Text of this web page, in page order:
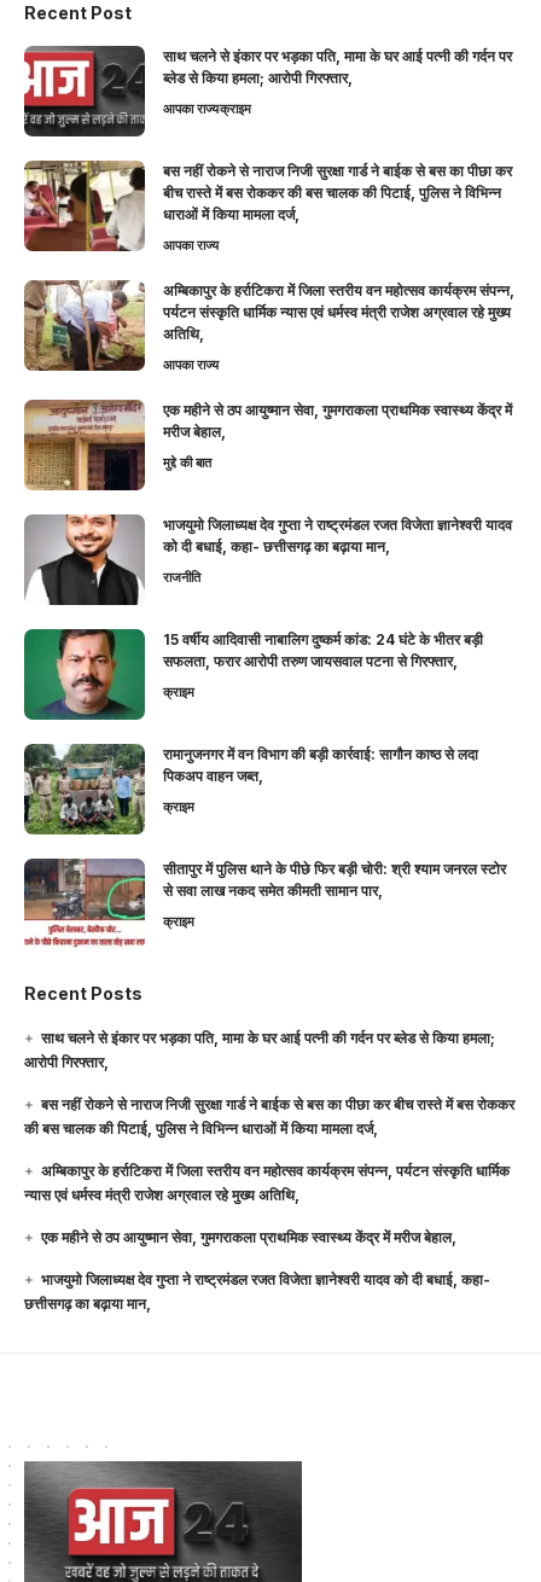
Recent Post
साथ चलने से इंकार पर भड़का पति, मामा के घर आई पत्नी की गर्दन पर
ब्लेड से किया हमला; आरोपी गिरफ्तार,
आपका राज्यक्राइम
बस नहीं रोकने से नाराज निजी सुरक्षा गार्ड ने बाईक से बस का पीछा कर
बीच रास्ते में बस रोककर की बस चालक की पिटाई, पुलिस ने विभिन्न
धाराओं में किया मामला दर्ज,
आपका राज्य
अम्बिकापुर के हर्राटिकरा में जिला स्तरीय वन महोत्सव कार्यक्रम संपन्न,
पर्यटन संस्कृति धार्मिक न्यास एवं धर्मस्व मंत्री राजेश अग्रवाल रहे मुख्य
अतिथि,
आपका राज्य
एक महीने से ठप आयुष्मान सेवा, गुमगराकला प्राथमिक स्वास्थ्य केंद्र में
मरीज बेहाल,
मुद्दे की बात
भाजयुमो जिलाध्यक्ष देव गुप्ता ने राष्ट्रमंडल रजत विजेता ज्ञानेश्वरी यादव
को दी बधाई, कहा- छत्तीसगढ़ का बढ़ाया मान,
राजनीति
15 वर्षीय आदिवासी नाबालिग दुष्कर्म कांड: 24 घंटे के भीतर बड़ी
सफलता, फरार आरोपी तरुण जायसवाल पटना से गिरफ्तार,
क्राइम
रामानुजनगर में वन विभाग की बड़ी कार्रवाई: सागौन काष्ठ से लदा
पिकअप वाहन जब्त,
क्राइम
सीतापुर में पुलिस थाने के पीछे फिर बड़ी चोरी: श्री श्याम जनरल स्टोर
से सवा लाख नकद समेत कीमती सामान पार,
क्राइम
Recent Posts
साथ चलने से इंकार पर भड़का पति, मामा के घर आई पत्नी की गर्दन पर ब्लेड से किया हमला;
आरोपी गिरफ्तार,
बस नहीं रोकने से नाराज निजी सुरक्षा गार्ड ने बाईक से बस का पीछा कर बीच रास्ते में बस रोककर
की बस चालक की पिटाई, पुलिस ने विभिन्न धाराओं में किया मामला दर्ज,
अम्बिकापुर के हर्राटिकरा में जिला स्तरीय वन महोत्सव कार्यक्रम संपन्न, पर्यटन संस्कृति धार्मिक
न्यास एवं धर्मस्व मंत्री राजेश अग्रवाल रहे मुख्य अतिथि,
एक महीने से ठप आयुष्मान सेवा, गुमगराकला प्राथमिक स्वास्थ्य केंद्र में मरीज बेहाल,
भाजयुमो जिलाध्यक्ष देव गुप्ता ने राष्ट्रमंडल रजत विजेता ज्ञानेश्वरी यादव को दी बधाई, कहा-
छत्तीसगढ़ का बढ़ाया मान,